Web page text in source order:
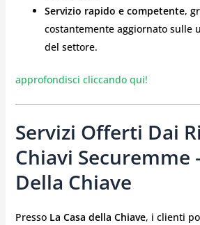
Servizio rapido e competente,
costantemente aggiornato sulle
del settore.
approfondisci cliccando qui!
Servizi Offerti Dai
Chiavi Securemme
Della Chiave
Presso La Casa della Chiave, i clienti